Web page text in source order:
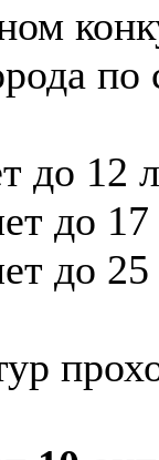
до 12
до 17
до 25